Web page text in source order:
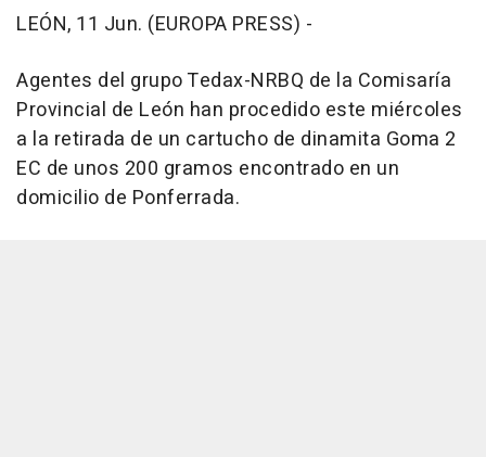
LEÓN, 11 Jun. (EUROPA PRESS) -
Agentes del grupo Tedax-NRBQ de la Comisaría
Provincial de León han procedido este miércoles
a la retirada de un cartucho de dinamita Goma 2
EC de unos 200 gramos encontrado en un
domicilio de Ponferrada.